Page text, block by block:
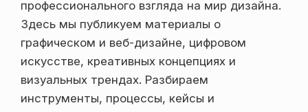
профессионального взгляда на мир дизайна.
Здесь мы публикуем материалы о
графическом и веб-дизайне, цифровом
искусстве, креативных концепциях и
визуальных трендах. Разбираем
инструменты, процессы, кейсы и